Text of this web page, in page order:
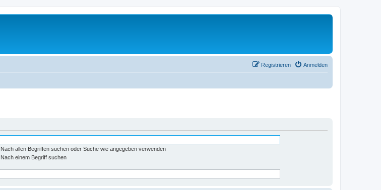
Anmelden
Registrieren
Nach allen Begriffen suchen oder Suche wie angegeben verwenden
Nach einem Begriff suchen